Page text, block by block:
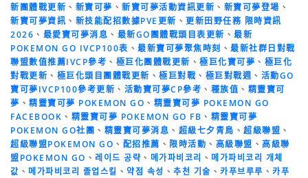
新團體戰更新 、 新寶可夢 、 新寶可夢活動資訊更新 、 新寶可夢登場 、
新寶可夢資訊 、 新技能配招數據PVE更新 、 更新田野任務 限時資訊
2026 、 最愛寶可夢消息 、 最新GO團體戰頭目表更新 、 最新
POKEMON GO IVCP100表 、 最新寶可夢聚焦時刻 、 最新社群日對戰
聯盟數值推薦IVCP參考 、 極巨化團體戰更新 、 極巨化寶可夢 、 極巨化
對戰更新 、 極巨化頭目團體戰更新 、 極巨對戰 、 極巨對戰週 、 活動GO
寶可夢IVCP100參考更新 、 活動寶可夢CP參考 、 種族值 、 精靈寶可
夢 、 精靈寶可夢 POKEMON GO 、 精靈寶可夢 POKEMON GO
FACEBOOK 、 精靈寶可夢 POKEMON GO FB 、 精靈寶可夢
POKEMON GO社團 、 精靈寶可夢消息 、 超級七夕青鳥 、 超級聯盟 、
超級聯盟POKEMON GO 、 配招推薦 、 限時活動 、 高級聯盟 、 高級聯
盟POKEMON GO 、 레이드 공략 、 메가파비코리 、 메가파비코리 개체
값 、 메가파비코리 졸업스킬 、 약점 속성 、 추천 기술 、 카푸브루루 、 카푸